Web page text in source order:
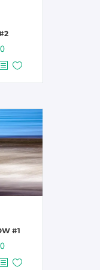
Preisspanne:
€477,00
#1
Preisspanne:
€477,00